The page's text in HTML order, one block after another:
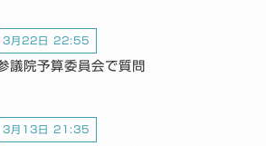
3月22日 22:55
議院予算委員会で質問
3月13日 21:35